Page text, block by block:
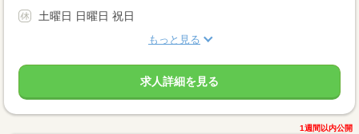
土曜日 日曜日 祝日
もっと見る
求人詳細を見る
1週間以内公開